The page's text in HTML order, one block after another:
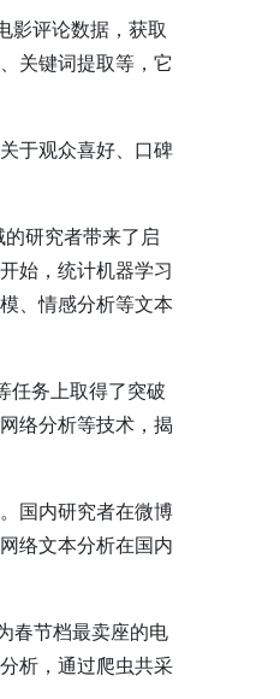
影评论数据，获取
关键词提取等，它
于观众喜好、口碑
的研究者带来了启
始，统计机器学习
、情感分析等文本
任务上取得了突破
络分析等技术，揭
国内研究者在微博
络文本分析在国内
春节档最卖座的电
析，通过爬虫共采